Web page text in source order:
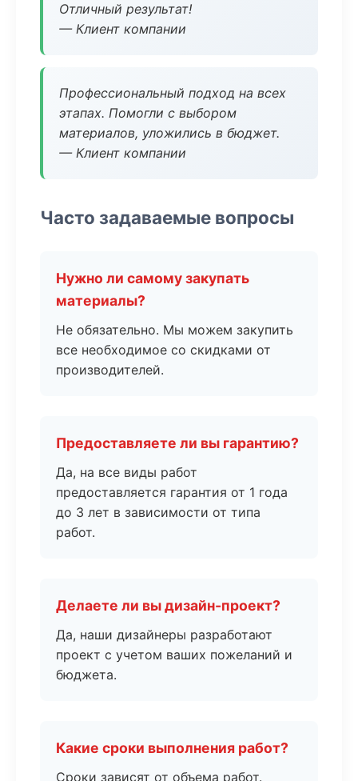
Отличный результат!
— Клиент компании
Профессиональный подход на всех
этапах. Помогли с выбором
материалов, уложились в бюджет.
— Клиент компании
Часто задаваемые вопросы
Нужно ли самому закупать
материалы?
Не обязательно. Мы можем закупить
все необходимое со скидками от
производителей.
Предоставляете ли вы гарантию?
Да, на все виды работ
предоставляется гарантия от 1 года
до 3 лет в зависимости от типа
работ.
Делаете ли вы дизайн-проект?
Да, наши дизайнеры разработают
проект с учетом ваших пожеланий и
бюджета.
Какие сроки выполнения работ?
Сроки зависят от объема работ.